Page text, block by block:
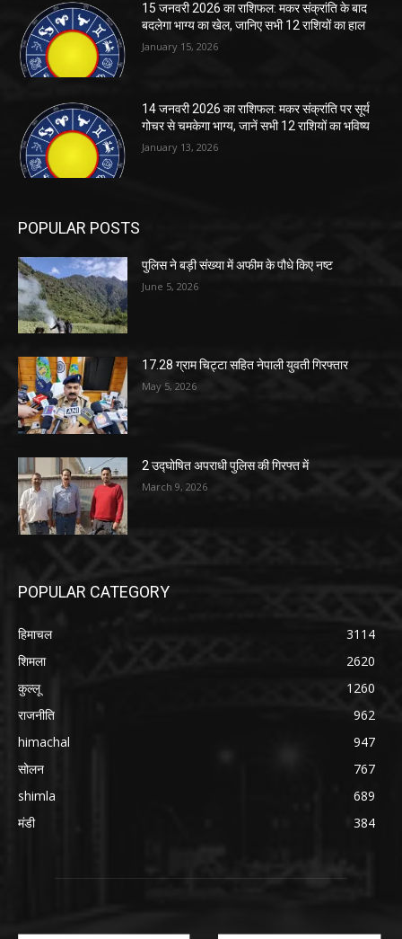
15 जनवरी 2026 का राशिफल: मकर संक्रांति के बाद
बदलेगा भाग्य का खेल, जानिए सभी 12 राशियों का हाल
January 15, 2026
14 जनवरी 2026 का राशिफल: मकर संक्रांति पर सूर्य
गोचर से चमकेगा भाग्य, जानें सभी 12 राशियों का भविष्य
January 13, 2026
POPULAR POSTS
पुलिस ने बड़ी संख्या में अफीम के पौधे किए नष्ट
June 5, 2026
17.28 ग्राम चिट्टा सहित नेपाली युवती गिरफ्तार
May 5, 2026
2 उद्घोषित अपराधी पुलिस की गिरफ्त में
March 9, 2026
POPULAR CATEGORY
हिमाचल
3114
शिमला
2620
कुल्लू
1260
राजनीति
962
himachal
947
सोलन
767
shimla
689
मंडी
384